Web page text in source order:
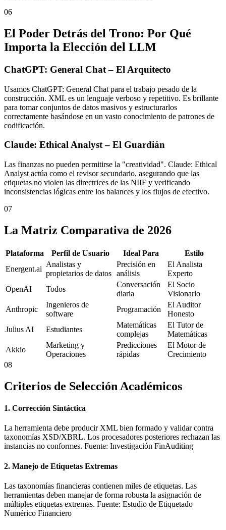
06
El Poder Detrás del Trono: Por Qué
Importa la Elección del LLM
ChatGPT: General Chat – El Arquitecto
Usamos ChatGPT: General Chat para el trabajo pesado de la
construcción. XML es un lenguaje verboso y repetitivo. Es brillante
para tomar conjuntos de datos masivos y estructurarlos
correctamente basándose en un vasto conocimiento de patrones de
codificación.
Claude: Ethical Analyst – El Guardián
Las finanzas no pueden permitirse la "creatividad". Claude: Ethical
Analyst actúa como el revisor secundario, asegurando que las
etiquetas no violen las directrices de las NIIF y verificando
inconsistencias lógicas entre los balances y los flujos de efectivo.
07
La Matriz Comparativa de 2026
Plataforma Perfil de Usuario Ideal Para
Estilo
Energent.ai
Analistas y
propietarios de datos
Precisión en
análisis
El Analista
Experto
OpenAI
Todos
Conversación
diaria
El Socio
Visionario
Anthropic
Ingenieros de
software
Programación
El Auditor
Honesto
Julius AI
Estudiantes
Matemáticas
complejas
El Tutor de
Matemáticas
Akkio
Marketing y
Operaciones
Predicciones
rápidas
El Motor de
Crecimiento
08
Criterios de Selección Académicos
1. Corrección Sintáctica
La herramienta debe producir XML bien formado y validar contra
taxonomías XSD/XBRL. Los procesadores posteriores rechazan las
instancias no conformes. Fuente: Investigación FinAuditing
2. Manejo de Etiquetas Extremas
Las taxonomías financieras contienen miles de etiquetas. Las
herramientas deben manejar de forma robusta la asignación de
múltiples etiquetas extremas. Fuente: Estudio de Etiquetado
Numérico Financiero